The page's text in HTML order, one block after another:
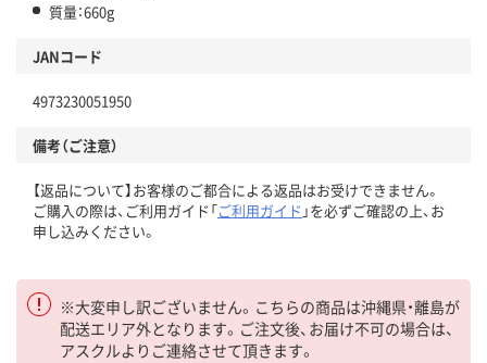
質量：660g
JANコード
4973230051950
備考（ご注意）
【返品について】お客様のご都合による返品はお受けできません。
ご購入の際は、ご利用ガイド「ご利用ガイド 」を必ずご確認の上、お
申し込みください。
※大変申し訳ございません。こちらの商品は沖縄県・離島が
配送エリア外となります。ご注文後、お届け不可の場合は、
アスクルよりご連絡させて頂きます。